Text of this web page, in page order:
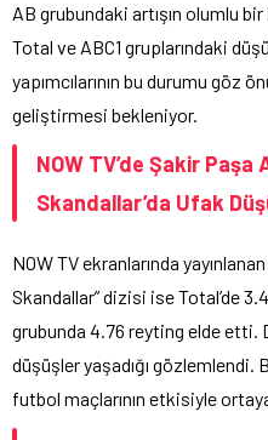
AB grubundaki artışın olumlu
Total ve ABC1 gruplarındaki
yapımcılarının bu durumu göz
geliştirmesi bekleniyor.
NOW TV’de Şakir Paşa
Skandallar’da Ufak
NOW TV ekranlarında
Skandallar” dizisi ise Total’de
grubunda 4.76 reyting elde etti.
düşüşler yaşadığı gözlemlendi.
futbol maçlarının etkisiyle